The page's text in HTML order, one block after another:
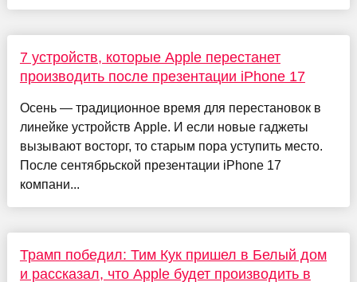
7 устройств, которые Apple перестанет
производить после презентации iPhone 17
Осень — традиционное время для перестановок в
линейке устройств Apple. И если новые гаджеты
вызывают восторг, то старым пора уступить место.
После сентябрьской презентации iPhone 17
компани...
Трамп победил: Тим Кук пришел в Белый дом
и рассказал, что Apple будет производить в